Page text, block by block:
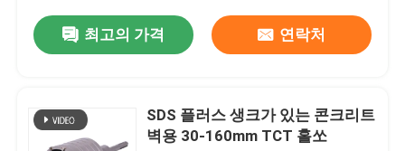
비스무트 금속 구멍은 보았습니다
hss 구멍은 보았습니다
최고의 가격 연락처
SDS 플러스 생크가 있는 콘크리트
벽용 30-160mm TCT 홀쏘